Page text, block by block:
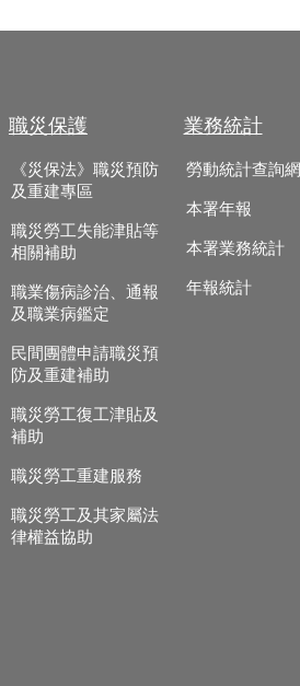
職災保護
《災保法》職災預防
及重建專區
職災勞工失能津貼等
相關補助
職業傷病診治、通報
及職業病鑑定
民間團體申請職災預
防及重建補助
職災勞工復工津貼及
補助
職災勞工重建服務
職災勞工及其家屬法
律權益協助
業務統計
勞動統計查詢網
本署年報
本署業務統計
年報統計